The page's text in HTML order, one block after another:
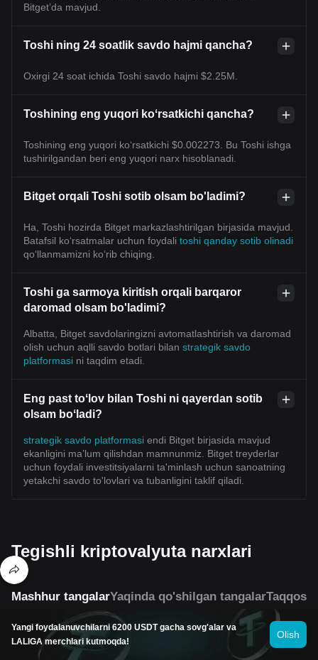
Bitget’da mavjud.
Toshi ning 24 soatlik savdo hajmi qancha?
Oxirgi 24 soat ichida Toshi savdo hajmi $2.25M.
Toshining eng yuqori koʻrsatkichi qancha?
Toshining eng yuqori ko‘rsatkichi $0.002273. Bu Toshi ishga
tushirilgandan beri eng yuqori narx hisoblanadi.
Bitget orqali Toshi sotib olsam bo'ladimi?
Ha, Toshi hozirda Bitget markazlashtirilgan birjasida mavjud.
Batafsil koʻrsatmalar uchun foydali toshi qanday sotib olinadi
qoʻllanmamizni koʻrib chiqing.
Toshi ga sarmoya kiritish orqali barqaror
daromad olsam bo'ladimi?
Albatta, Bitget savdolaringizni avtomatlashtirish va daromad
olish uchun aqlli savdo botlari bilan strategik savdo
platformasi ni taqdim etadi.
Eng past toʻlov bilan Toshi ni qayerdan sotib
olsam boʻladi?
strategik savdo platformasi endi Bitget birjasida mavjud
ekanligini ma’lum qilishdan mamnunmiz. Bitget treyderlar
uchun foydali investitsiyalarni ta'minlash uchun sanoatning
yetakchi savdo to'lovlari va tubanligini taklif qiladi.
Tegishli kriptovalyuta narxlari
Mashhur tangalarYaqinda qo'shilgan tangalar
Dogecoin Narxi (USD) Shiba Inu Narxi (USD)
Yangi foydalanuvchilarni 6200 USDT gacha sovg'alar va
LALIGA merchlari kutmoqda!
Olish